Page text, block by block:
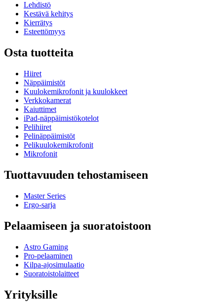
Lehdistö
Kestävä kehitys
Kierrätys
Esteettömyys
Osta tuotteita
Hiiret
Näppäimistöt
Kuulokemikrofonit ja kuulokkeet
Verkkokamerat
Kaiuttimet
iPad-näppäimistökotelot
Pelihiiret
Pelinäppäimistöt
Pelikuulokemikrofonit
Mikrofonit
Tuottavuuden tehostamiseen
Master Series
Ergo-sarja
Pelaamiseen ja suoratoistoon
Astro Gaming
Pro-pelaaminen
Kilpa-ajosimulaatio
Suoratoistolaitteet
Yrityksille